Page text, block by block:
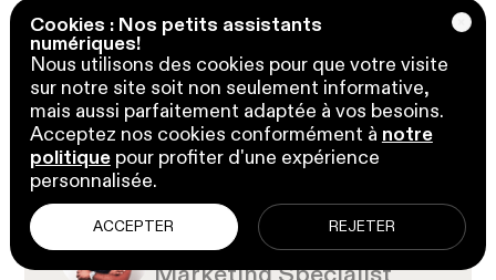
Cookies : Nos petits assistants
numériques!
Nous utilisons des cookies pour que votre visite
sur notre site soit non seulement informative,
mais aussi parfaitement adaptée à vos besoins.
Acceptez nos cookies conformément à notre
politiquepour profiter d'une expérience
personnalisée.
ACCEPTER REJETER
Copier l'url
Copier l'url
10 octobre 2025
par Kooldeep Sahye